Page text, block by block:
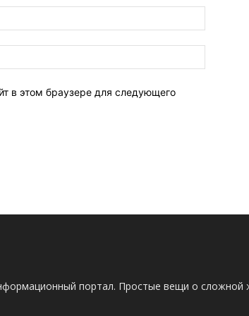
в этом браузере для следующего
портал. Простые вещи о сложной